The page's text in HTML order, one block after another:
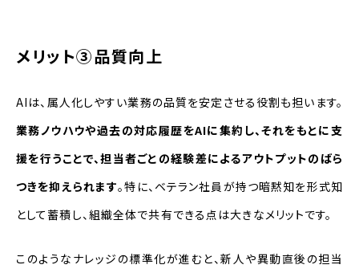
メリット③品質向上
AIは、属人化しやすい業務の品質を安定させる役割も担います。
業務ノウハウや過去の対応履歴をAIに集約し、それをもとに支
援を行うことで、担当者ごとの経験差によるアウトプットのばら
つきを抑えられます。特に、ベテラン社員が持つ暗黙知を形式知
として蓄積し、組織全体で共有できる点は大きなメリットです。
このようなナレッジの標準化が進むと、新人や異動直後の担当